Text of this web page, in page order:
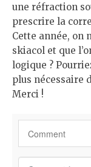
une réfraction
prescrire la
Cette année, on
skiacol et que
logique ?
plus nécessaire
Merci !